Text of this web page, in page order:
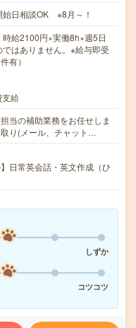
日相談OK ※8月～！
給2100円×実働8h×週5日
はありません。※給与即受
有）
支給
当の補助業務をお任せしま
り(メール、チャット…
日常英会話・英文作成（ひ
しずか
コツコツ